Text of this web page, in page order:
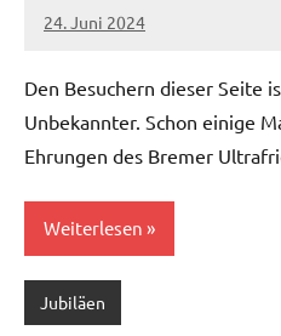
24. Juni 2024
admin
Keine
Den Besuchern dieser Seite
Unbekannter. Schon einige
Ehrungen des Bremer
Weiterlesen
Jubiläen